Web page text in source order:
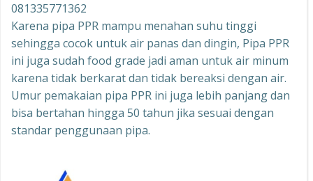
081335771362
Karena pipa PPR mampu menahan suhu tinggi
sehingga cocok untuk air panas dan dingin, Pipa PPR
ini juga sudah food grade jadi aman untuk air minum
karena tidak berkarat dan tidak bereaksi dengan air.
Umur pemakaian pipa PPR ini juga lebih panjang dan
bisa bertahan hingga 50 tahun jika sesuai dengan
standar penggunaan pipa.